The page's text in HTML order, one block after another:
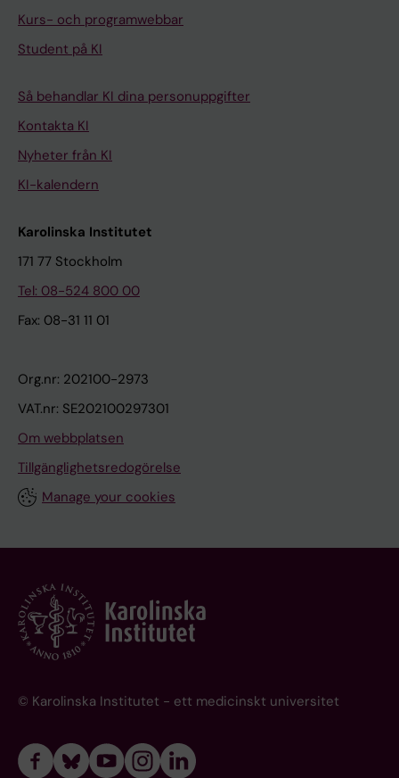
Kurs- och programwebbar
Student på KI
Så behandlar KI dina personuppgifter
Kontakta KI
Nyheter från KI
KI-kalendern
Karolinska Institutet
171 77 Stockholm
Tel: 08-524 800 00
Fax: 08-31 11 01
Org.nr: 202100-2973
VAT.nr: SE202100297301
Om webbplatsen
Tillgänglighetsredogörelse
Manage your cookies
© Karolinska Institutet - ett medicinskt universitet